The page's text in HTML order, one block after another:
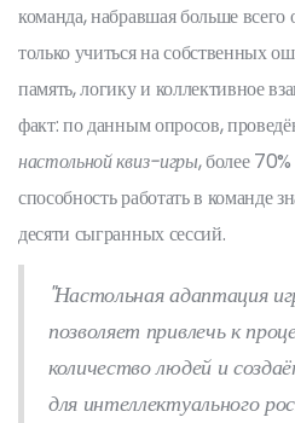
команда, набравшая больше всего
только учиться на собственных
память, логику и коллективное
факт: по данным опросов,
настольной квиз-игры, более
способность работать в команде
десяти сыгранных сессий.
"Настольная адаптация
позволяет привлечь к
количество людей и
для интеллектуального